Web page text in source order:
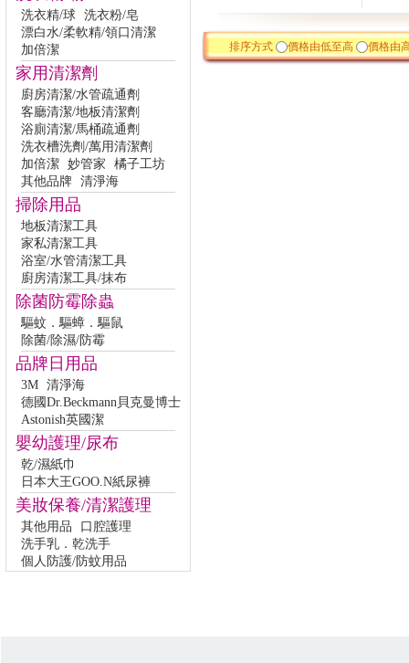
洗衣精/球 洗衣粉/皂
漂白水/柔軟精/領口清潔
加倍潔
家用清潔劑
廚房清潔/水管疏通劑
客廳清潔/地板清潔劑
浴廁清潔/馬桶疏通劑
洗衣槽洗劑/萬用清潔劑
加倍潔 妙管家
橘子工坊
其他品牌 清淨海
掃除用品
地板清潔工具
家私清潔工具
浴室/水管清潔工具
廚房清潔工具/抹布
除菌防霉除蟲
驅蚊．驅蟑．驅鼠
除菌/除濕/防霉
品牌日用品
3M 清淨海
德國Dr.Beckmann貝克曼博士
Astonish英國潔
嬰幼護理/尿布
乾/濕紙巾
日本大王GOO.N紙尿褲
美妝保養/清潔護理
其他用品
口腔護理
洗手乳．乾洗手
個人防護/防蚊用品
排序方式 價格由低至高 價格由